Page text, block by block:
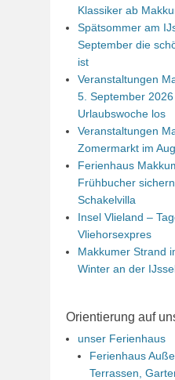
Klassiker ab
Spätsommer am
September die
ist
Veranstaltungen
5. September
Urlaubswoche los
Veranstaltungen
Zomermarkt im
Ferienhaus
Frühbucher
Schakelvilla
Insel Vlieland –
Vliehorsexpres
Makkumer Strand
Winter an der
Orientierung auf
unser Ferienhaus
Ferienhaus
Terrassen,